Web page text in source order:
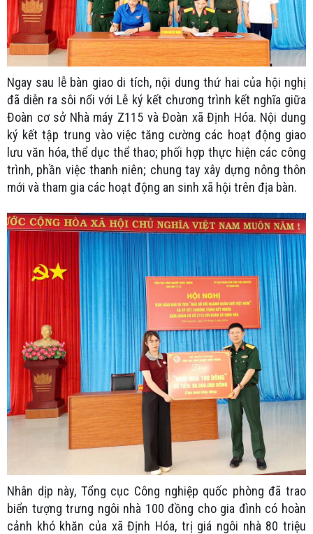
Ngay sau lễ bàn giao di tích, nội dung thứ hai của hội nghị
đã diễn ra sôi nổi với Lễ ký kết chương trình kết nghĩa giữa
Đoàn cơ sở Nhà máy Z115 và Đoàn xã Định Hóa. Nội dung
ký kết tập trung vào việc tăng cường các hoạt động giao
lưu văn hóa, thể dục thể thao; phối hợp thực hiện các công
trình, phần việc thanh niên; chung tay xây dựng nông thôn
mới và tham gia các hoạt động an sinh xã hội trên địa bàn.
Nhân dịp này, Tổng cục Công nghiệp quốc phòng đã trao
biển tượng trưng ngôi nhà 100 đồng cho gia đình có hoàn
cảnh khó khăn của xã Định Hóa, trị giá ngôi nhà 80 triệu